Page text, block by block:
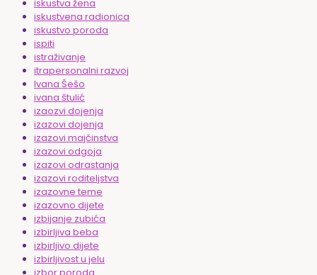
iskustva žena
iskustvena radionica
iskustvo poroda
ispiti
istraživanje
itrapersonalni razvoj
Ivana Šešo
ivana štulić
izaozvi dojenja
izazovi dojenja
izazovi majčinstva
izazovi odgoja
izazovi odrastanja
izazovi roditeljstva
izazovne teme
izazovno dijete
izbijanje zubića
izbirljiva beba
izbirljivo dijete
izbirljivost u jelu